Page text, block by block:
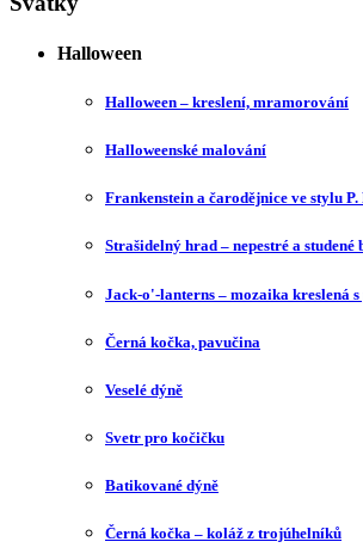
Halloween
Halloween – kreslení, mramorování
Halloweenské malování
Frankenstein a čarodějnice ve stylu P.
Strašidelný hrad – nepestré a studené
Jack-o'-lanterns – mozaika kreslená s
Černá kočka, pavučina
Veselé dýně
Svetr pro kočičku
Batikované dýně
Černá kočka – koláž z trojúhelníků